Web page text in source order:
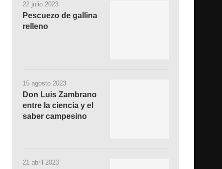
22 julio 2023
Pescuezo de gallina
relleno
15 agosto 2023
Don Luis Zambrano
entre la ciencia y el
saber campesino
21 abril 2023